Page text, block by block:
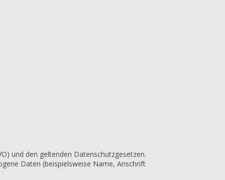
und den geltenden Datenschutzgesetzen.
Daten (beispielsweise Name, Anschrift